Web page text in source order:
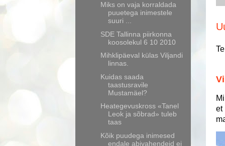
et
Miks on vaja korraldada
puuetega inimestele
suuri ...
SDE Tallinna piirkonna
koosolekul 6 10 2010
Mihklipäeval külas Viljandi
linnas.
Kuidas saada
taastusravile
Mustamäel?
Heategevuskross «Tanel
Leok ja sõbrad» tuleb
taas
Kõik puudega inimesed
endale abivahendeid ei